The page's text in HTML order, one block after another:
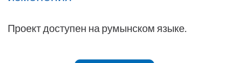
Проект доступен на румынском языке.